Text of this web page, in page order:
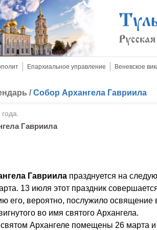
Епархиальное управление Веневское
/Собор Архангела Гавриила
Гавриила
Гавриила празднуется на
13 июля этот праздник
его, вероятно, послужило освящение
во имя святого Архангела.
Архангеле помещены 26 марта